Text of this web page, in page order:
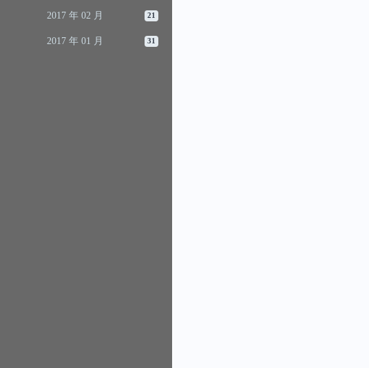
2017 年 02 月 21
2017 年 01 月 31